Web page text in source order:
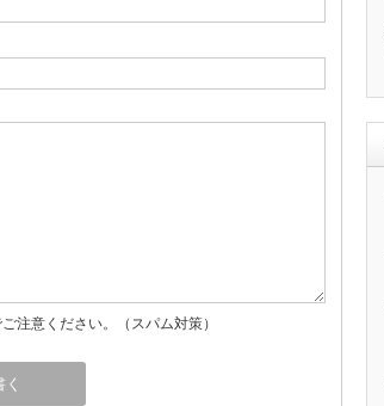
注意ください。（スパム対策）